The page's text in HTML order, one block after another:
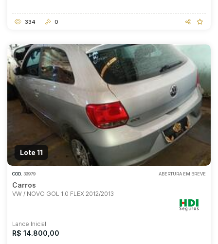
334 0
Lote 11
COD. 39979 ABERTURA EM BREVE
Carros
VW / NOVO GOL 1.0 FLEX 2012/2013
Lance Inicial
R$ 14.800,00